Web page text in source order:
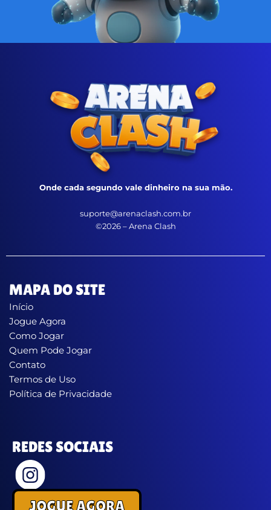
Onde cada segundo vale dinheiro na sua mão.
suporte@arenaclash.com.br
©2026 – Arena Clash
MAPA DO SITE
Início
Jogue Agora
Como Jogar
Quem Pode Jogar
Contato
Termos de Uso
Política de Privacidade
REDES SOCIAIS
JOGUE AGORA